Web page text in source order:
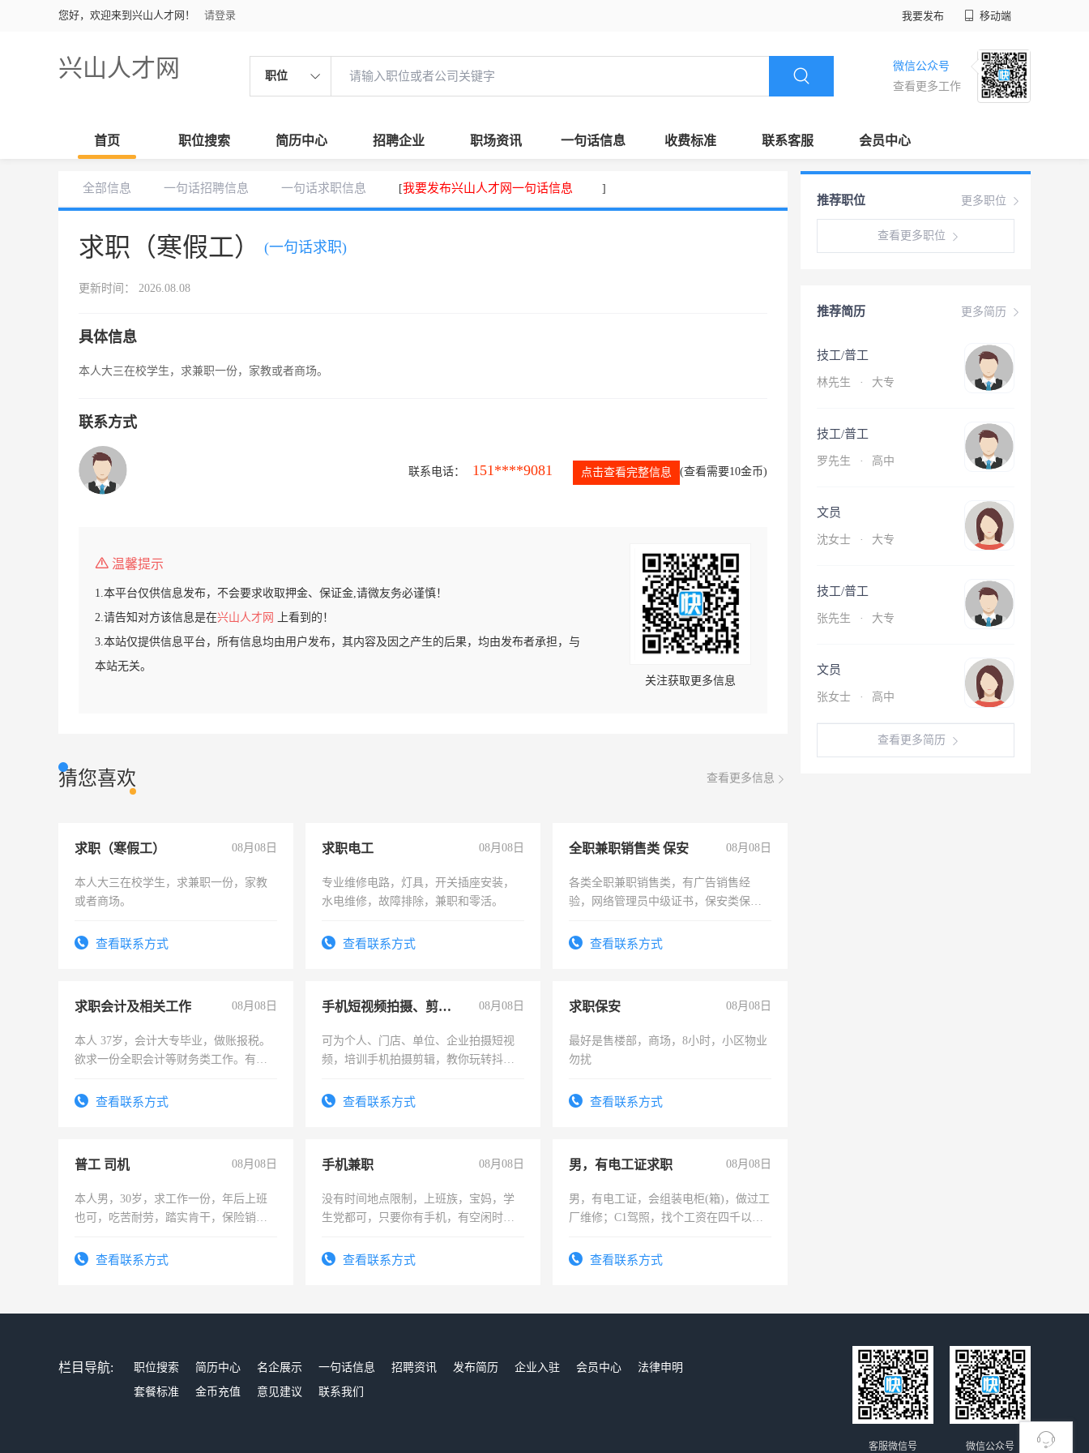
您好，欢迎来到兴山人才网！ 请登录 我要发布 移动端
兴山人才网 职位
微信公众号
查看更多工作
首页 职位搜索 简历中心 招聘企业 职场资讯 一句话信息 收费标准 联系客服 会员中心
全部信息 一句话招聘信息 一句话求职信息 [我要发布兴山人才网一句话信息 ]
求职（寒假工） (一句话求职)
更新时间： 2026.08.08
具体信息
本人大三在校学生，求兼职一份，家教或者商场。
联系方式
联系电话： 151****9081 点击查看完整信息 (查看需要10金币)
温馨提示
1.本平台仅供信息发布，不会要求收取押金、保证金,请微友务必谨慎！
2.请告知对方该信息是在兴山人才网
上看到的！
3.本站仅提供信息平台，所有信息均由用户发布，其内容及因之产生的后果，均由发布者承担，与
本站无关。
关注获取更多信息
猜您喜欢 查看更多信息
求职（寒假工） 08月08日
本人大三在校学生，求兼职一份，家教
或者商场。
查看联系方式
求职电工 08月08日
专业维修电路，灯具，开关插座安装，
水电维修，故障排除，兼职和零活。
查看联系方式
全职兼职销售类 保安 08月08日
各类全职兼职销售类，有广告销售经
验，网络管理员中级证书，保安类保安
有高低压电工证和十几年工作经验
查看联系方式
求职会计及相关工作 08月08日
本人 37岁，会计大专毕业，做账报税。
欲求一份全职会计等财务类工作。有会
查看联系方式
手机短视频拍摄、剪辑、抖音快手 08月08日
可为个人、门店、单位、企业拍摄短视
频，培训手机拍摄剪辑，教你玩转抖音
频，培训手机拍摄剪辑，教你玩转抖
查看联系方式
求职保安 08月08日
最好是售楼部，商场，8小时，小区物业
勿扰
查看联系方式
普工 司机 08月08日
本人男，30岁，求工作一份，年后上班
也可，吃苦耐劳，踏实肯干，保险销售
查看联系方式
手机兼职 08月08日
没有时间地点限制，上班族，宝妈，学
生党都可，只要你有手机，有空闲时
勤快的四五十，每天挣零花钱没问题！
查看联系方式
男，有电工证求职 08月08日
男，有电工证，会组装电柜(箱)，做过工
厂维修；C1驾照，找个工资在四千以
电话查看联系方式
更多职位
推荐职位
查看更多职位
更多简历
推荐简历
技工/普工
林先生 · 大专
技工/普工
罗先生 · 高中
文员
沈女士 · 大专
技工/普工
张先生 · 大专
文员
张女士 · 高中
查看更多简历
栏目导航: 职位搜索 简历中心 名企展示 一句话信息 招聘资讯 发布简历 企业入驻 会员中心
法律申明
套餐标准
金币充值 意见建议 联系我们
微信公众号
客服微信号